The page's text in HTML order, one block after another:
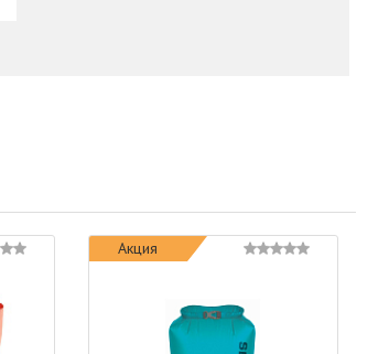
Акция